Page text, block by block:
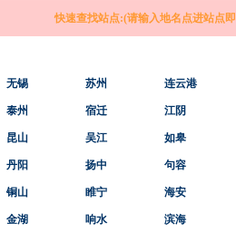
快速查找站点:(请输入地名点进站点
无锡 苏州 连云港
泰州 宿迁 江阴
昆山 吴江 如皋
丹阳 扬中 句容
铜山 睢宁 海安
金湖 响水 滨海